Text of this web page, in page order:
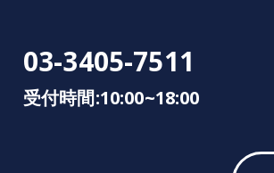
03-3405-7511
受付時間:10:00~18:00